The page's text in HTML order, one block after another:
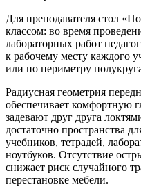
Для преподавателя стол
классом: во время
лабораторных работ
к рабочему месту каждого
или по периметру
Радиусная геометрия
обеспечивает комфортную
задевают друг друга
достаточно пространства
учебников, тетрадей,
ноутбуков. Отсутствие
снижает риск случайного
перестановке мебели.